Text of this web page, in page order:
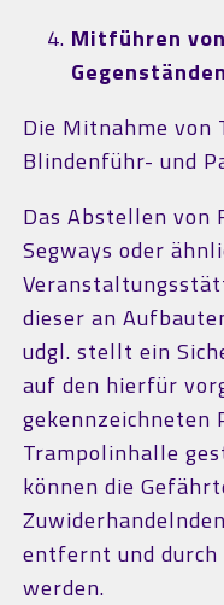
Mitführen
Gegenständen
Die Mitnahme von
Blindenführ- und
Das Abstellen von
Segways oder
dieser an
udgl. stellt ein
auf den hierfür
gekennzeichneten
Trampolinhalle
können die
entfernt und
werden.